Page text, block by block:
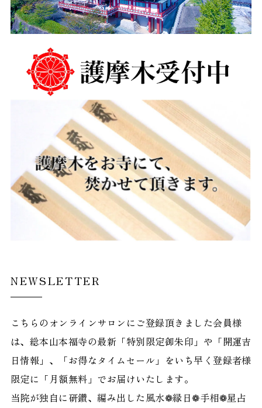
NEWSLETTER
こちらのオンラインサロンにご登録頂きました会員様
は、総本山本福寺の最新「特別限定御朱印」や「開運吉
日情報」、「お得なタイムセール」をいち早く登録者様
限定に「月額無料」でお届けいたします。
当院が独自に研鑽、編み出した風水❁縁日❁手相❁星占